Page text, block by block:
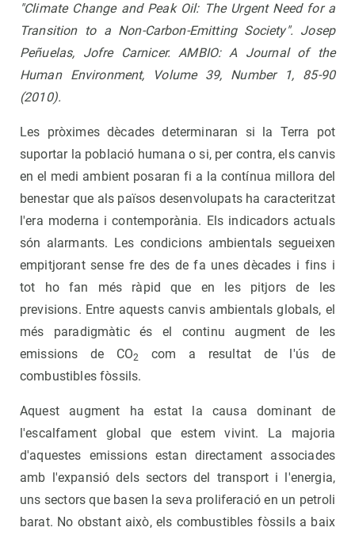
"Climate Change and Peak Oil: The Urgent Need for a
Transition to a Non-Carbon-Emitting Society". Josep
Peñuelas, Jofre Carnicer. AMBIO: A Journal of the
Human Environment, Volume 39, Number 1, 85-90
(2010).
Les pròximes dècades determinaran si la Terra pot
suportar la població humana o si, per contra, els canvis
en el medi ambient posaran fi a la contínua millora del
benestar que als països desenvolupats ha caracteritzat
l'era moderna i contemporània. Els indicadors actuals
són alarmants. Les condicions ambientals segueixen
empitjorant sense fre des de fa unes dècades i fins i
tot ho fan més ràpid que en les pitjors de les
previsions. Entre aquests canvis ambientals globals, el
més paradigmàtic és el continu augment de les
emissions de CO2
com a resultat de l'ús de
combustibles fòssils.
Aquest augment ha estat la causa dominant de
l'escalfament global que estem vivint. La majoria
d'aquestes emissions estan directament associades
amb l'expansió dels sectors del transport i l'energia,
uns sectors que basen la seva proliferació en un petroli
barat. No obstant això, els combustibles fòssils a baix